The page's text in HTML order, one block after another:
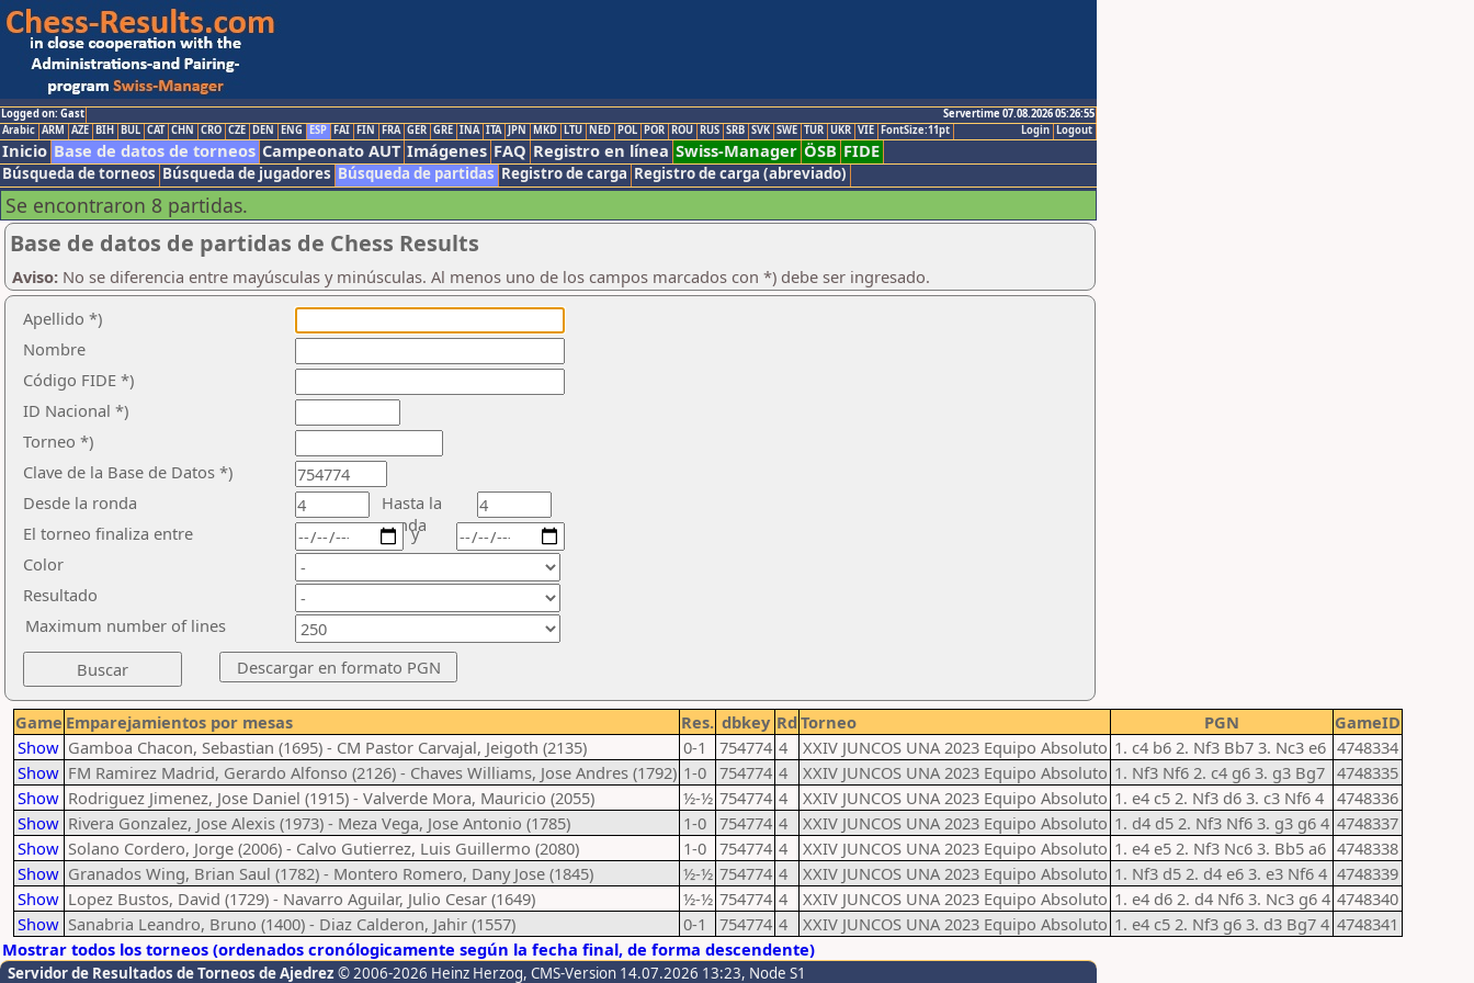
Logged on: Gast
Servertime 07.08.2026 05:26:55
Logout
Login
Arabic ARM AZE BIH BUL CAT CHN CRO CZE DEN ENG ESP FAI FIN FRA GER GRE INA ITA JPN MKD LTU NED POL POR ROU RUS SRB SVK SWE TUR UKR VIE FontSize:11pt
Inicio Base de datos de torneos Campeonato AUT Imágenes FAQ Registro en línea Swiss-Manager ÖSB FIDE
Búsqueda de torneos Búsqueda de jugadores Búsqueda de partidas Registro de carga Registro de carga (abreviado)
Se encontraron 8 partidas.
Base de datos de partidas de Chess Results
Aviso: No se diferencia entre mayúsculas y minúsculas. Al menos uno de los campos marcados con *) debe ser ingresado.
Apellido *)
Nombre
Código FIDE *)
ID Nacional *)
Torneo *)
Clave de la Base de Datos *)
Desde la ronda
Hasta la
ronda
El torneo finaliza entre
Color
Resultado
y
Maximum number of lines
Game Emparejamientos por mesas Res. dbkey Rd Torneo PGN
GameID
Show Gamboa Chacon, Sebastian (1695) - CM Pastor Carvajal, Jeigoth (2135) 0-1 754774 4 XXIV JUNCOS UNA 2023 Equipo Absoluto 1. c4 b6 2. Nf3 Bb7 3. Nc3 e6 4748334
Show FM Ramirez Madrid, Gerardo Alfonso (2126) - Chaves Williams, Jose Andres (1792) 1-0 754774 4 XXIV JUNCOS UNA 2023 Equipo Absoluto 1. Nf3 Nf6 2. c4 g6 3. g3 Bg7 4748335
Show Rodriguez Jimenez, Jose Daniel (1915) - Valverde Mora, Mauricio (2055) ½-½ 754774 4 XXIV JUNCOS UNA 2023 Equipo Absoluto 1. e4 c5 2. Nf3 d6 3. c3 Nf6 4 4748336
Show Rivera Gonzalez, Jose Alexis (1973) - Meza Vega, Jose Antonio (1785) 1-0 754774 4 XXIV JUNCOS UNA 2023 Equipo Absoluto 1. d4 d5 2. Nf3 Nf6 3. g3 g6 4 4748337
Show Solano Cordero, Jorge (2006) - Calvo Gutierrez, Luis Guillermo (2080) 1-0 754774 4 XXIV JUNCOS UNA 2023 Equipo Absoluto 1. e4 e5 2. Nf3 Nc6 3. Bb5 a6 4748338
Show Granados Wing, Brian Saul (1782) - Montero Romero, Dany Jose (1845) ½-½ 754774 4 XXIV JUNCOS UNA 2023 Equipo Absoluto 1. Nf3 d5 2. d4 e6 3. e3 Nf6 4 4748339
Show Lopez Bustos, David (1729) - Navarro Aguilar, Julio Cesar (1649) ½-½ 754774 4 XXIV JUNCOS UNA 2023 Equipo Absoluto 1. e4 d6 2. d4 Nf6 3. Nc3 g6 4 4748340
Show Sanabria Leandro, Bruno (1400) - Diaz Calderon, Jahir (1557) 0-1 754774 4 XXIV JUNCOS UNA 2023 Equipo Absoluto 1. e4 c5 2. Nf3 g6 3. d3 Bg7 4 4748341
Mostrar todos los torneos (ordenados cronólogicamente según la fecha final, de forma descendente)
Servidor de Resultados de Torneos de Ajedrez © 2006-2026 Heinz Herzog, CMS-Version 14.07.2026 13:23, Node S1